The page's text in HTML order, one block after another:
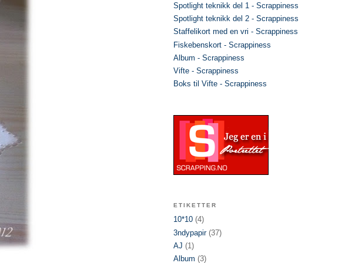
Spotlight teknikk del 1 - Scrappiness
Spotlight teknikk del 2 - Scrappiness
Staffelikort med en vri - Scrappiness
Fiskebenskort - Scrappiness
Album - Scrappiness
Vifte - Scrappiness
Boks til Vifte - Scrappiness
ETIKETTER
10*10 (4)
3ndypapir (37)
AJ (1)
Album (3)